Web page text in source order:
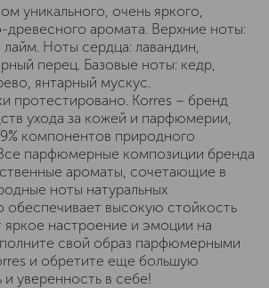
уникального, очень яркого,
аромата. Верхние ноты:
Ноты сердца: лавандин,
перец. Базовые ноты: кедр,
янтарный мускус.
протестировано. Korres – бренд
ухода за кожей и парфюмерии,
компонентов природного
парфюмерные композиции бренда
ароматы, сочетающие в
ноты натуральных
обеспечивает высокую стойкость
яркое настроение и эмоции на
свой образ парфюмерными
и обретите еще большую
и уверенность в себе!